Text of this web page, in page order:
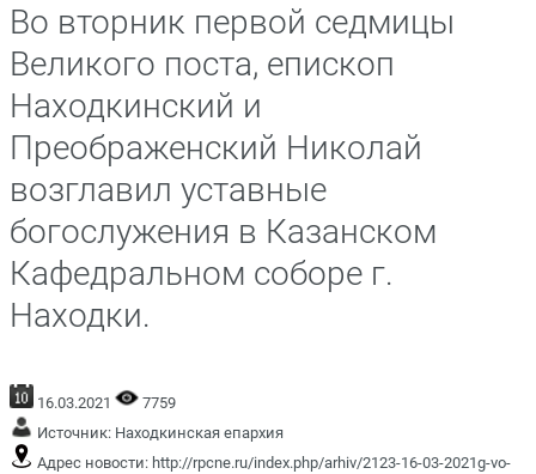
Во вторник первой седмицы
Великого поста, епископ
Находкинский и
Преображенский Николай
возглавил уставные
богослужения в Казанском
Кафедральном соборе г.
Находки.
16.03.2021
7759
Источник: Находкинская епархия
Адрес новости: http://rpcne.ru/index.php/arhiv/2123-16-03-2021g-vo-